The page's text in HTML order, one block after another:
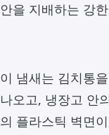
안을 지배하는 강
이 냄새는 김치통
나오고, 냉장고 안
의 플라스틱 벽면